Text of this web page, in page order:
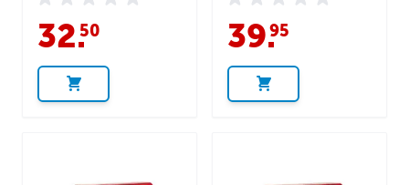
32.
50 39.
95